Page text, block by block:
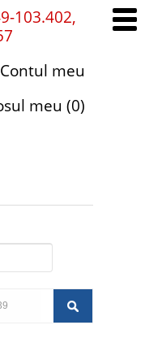
103.402,
Contul meu
meu (0)